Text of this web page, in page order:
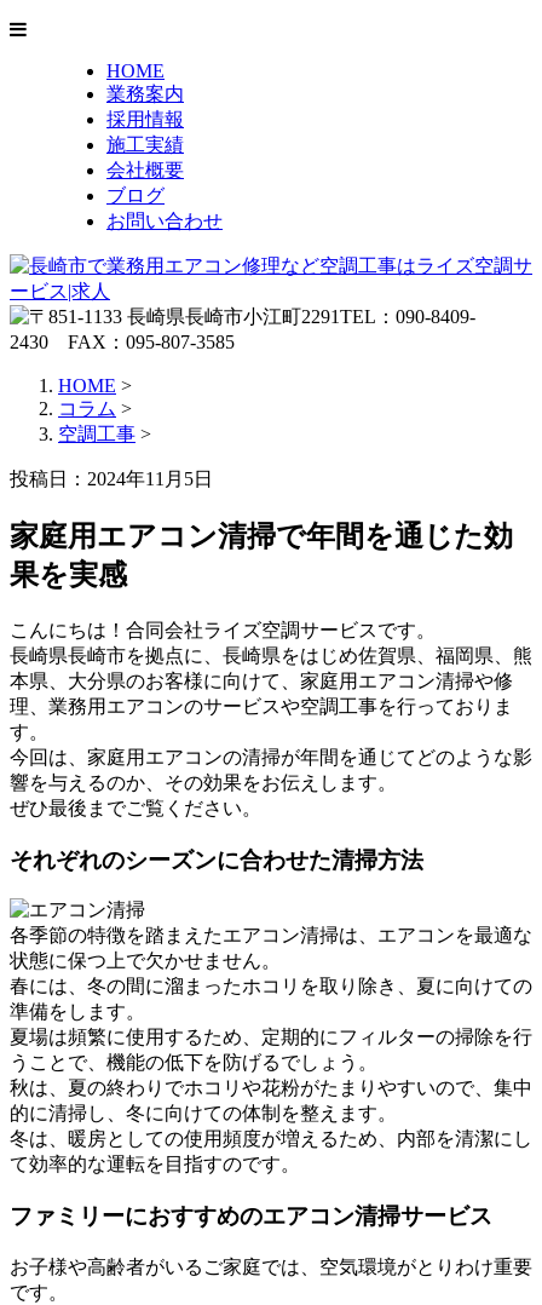
HOME
業務案内
採用情報
施工実績
会社概要
ブログ
お問い合わせ
HOME >
コラム >
空調工事 >
投稿日：2024年11月5日
家庭用エアコン清掃で年間を通じた効
果を実感
こんにちは！合同会社ライズ空調サービスです。
長崎県長崎市を拠点に、長崎県をはじめ佐賀県、福岡県、熊
本県、大分県のお客様に向けて、家庭用エアコン清掃や修
理、業務用エアコンのサービスや空調工事を行っておりま
す。
今回は、家庭用エアコンの清掃が年間を通じてどのような影
響を与えるのか、その効果をお伝えします。
ぜひ最後までご覧ください。
それぞれのシーズンに合わせた清掃方法
各季節の特徴を踏まえたエアコン清掃は、エアコンを最適な
状態に保つ上で欠かせません。
春には、冬の間に溜まったホコリを取り除き、夏に向けての
準備をします。
夏場は頻繁に使用するため、定期的にフィルターの掃除を行
うことで、機能の低下を防げるでしょう。
秋は、夏の終わりでホコリや花粉がたまりやすいので、集中
的に清掃し、冬に向けての体制を整えます。
冬は、暖房としての使用頻度が増えるため、内部を清潔にし
て効率的な運転を目指すのです。
ファミリーにおすすめのエアコン清掃サービス
お子様や高齢者がいるご家庭では、空気環境がとりわけ重要
です。